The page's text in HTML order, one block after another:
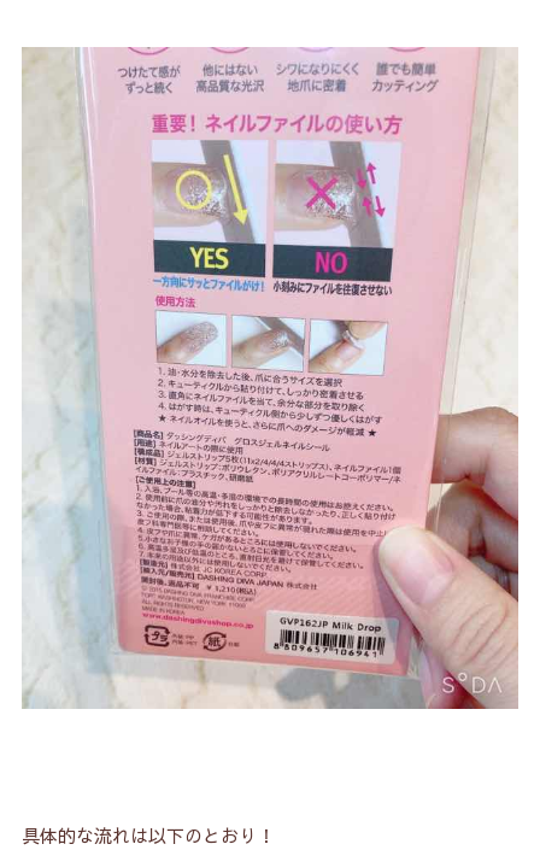
3. ダッシングディバ グロスジェルネイルシールの
持ちは？
持ちをよくする方法
1週間を目安に！
ダッシングディバ グロスの口コミ
5. フットネイルも！
6. 売っている店舗はどこ？
具体的な流れは以下のとおり！